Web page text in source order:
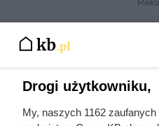
Odarci ze skóry,
głową w dół. Mroczny i
Drogi użytkowniku,
My, naszych 1162